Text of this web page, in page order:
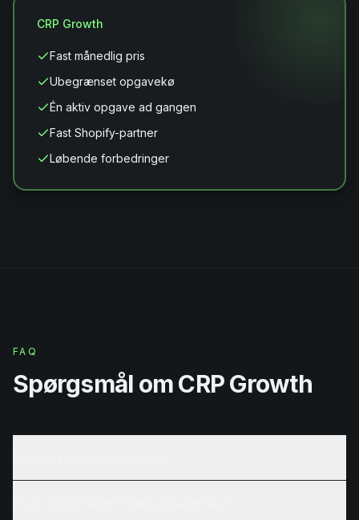
CRP Growth
Fast månedlig pris
Ubegrænset opgavekø
Én aktiv opgave ad gangen
Fast Shopify-partner
Løbende forbedringer
FAQ
Spørgsmål om CRP Growth